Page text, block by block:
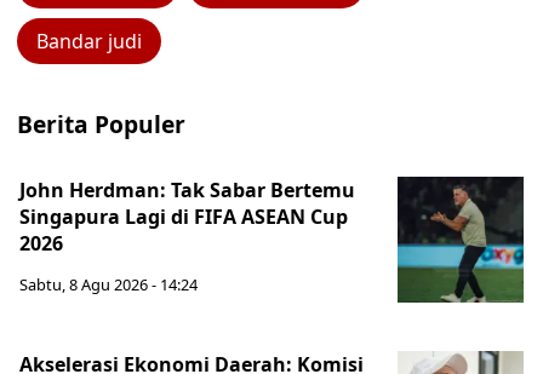
Bandar judi
Berita Populer
John Herdman: Tak Sabar Bertemu
Singapura Lagi di FIFA ASEAN Cup
2026
Sabtu, 8 Agu 2026 - 14:24
Akselerasi Ekonomi Daerah: Komisi